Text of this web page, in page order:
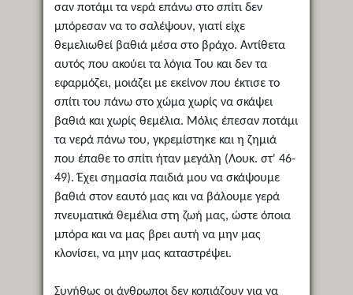
σαν ποτάμι τα νερά επάνω στο σπίτι δεν
μπόρεσαν να το σαλέψουν, γιατί είχε
θεμελιωθεί βαθιά μέσα στο βράχο. Αντίθετα
αυτός που ακούει τα λόγια Του και δεν τα
εφαρμόζει, μοιάζει με εκείνον που έκτισε το
σπίτι του πάνω στο χώμα χωρίς να σκάψει
βαθιά και χωρίς θεμέλια. Μόλις έπεσαν ποτάμι
τα νερά πάνω του, γκρεμίστηκε και η ζημιά
που έπαθε το σπίτι ήταν μεγάλη (Λουκ. στ' 46-
49). Έχει σημασία παιδιά μου να σκάψουμε
βαθιά στον εαυτό μας και να βάλουμε γερά
πνευματικά θεμέλια στη ζωή μας, ώστε όποια
μπόρα και να μας βρει αυτή να μην μας
κλονίσει, να μην μας καταστρέψει.
Συνήθως οι άνθρωποι δεν κοπιάζουν για να